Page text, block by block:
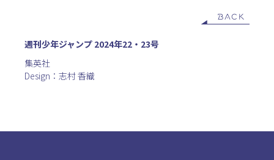
BACK
週刊少年ジャンプ 2024年22・23号
集英社
Design：志村 香織